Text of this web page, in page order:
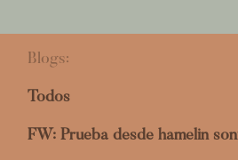
Blogs:
Todos
FW: Prueba desde hamelin